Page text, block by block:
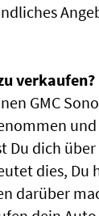
verkaufen?
GMC
Du dich
dies,
darüber